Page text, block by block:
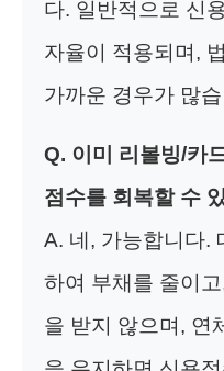
다. 일반적으로 신
자율이 적용되며,
가까운 경우가 많
Q. 이미 리볼빙/카
점수를 회복할 수
A. 네, 가능합니다.
하여 부채를 줄이
을 받지 않으며, 연